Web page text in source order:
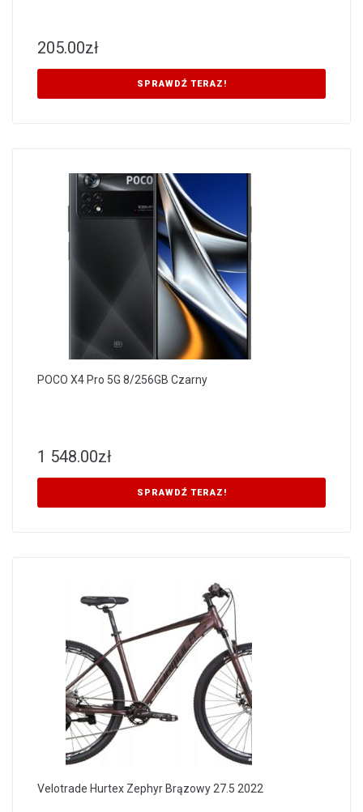
205.00zł
SPRAWDŹ TERAZ!
POCO X4 Pro 5G 8/256GB Czarny
1 548.00zł
SPRAWDŹ TERAZ!
Velotrade Hurtex Zephyr Brązowy 27.5 2022